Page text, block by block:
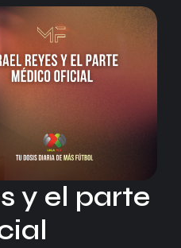
y el parte